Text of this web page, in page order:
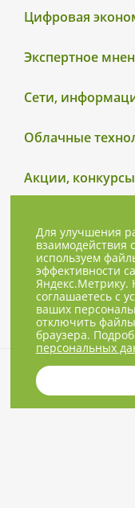
Цифровая
Экспертное
Сети,
Облачные
Акции, конкурсы
Для улучшения
взаимодействия
используем
эффективности
Яндекс.Метрику.
соглашаетесь с
ваших
отключить
браузера.
персональных